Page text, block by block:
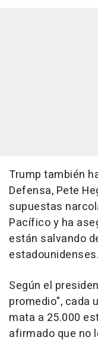
Trump también
Defensa, Pete
supuestas
Pacífico y ha
están salvando
estadounidenses.
Según el
promedio", cada
mata a 25.000
afirmado que no